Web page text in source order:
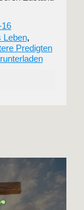
16
Leben,
Predigten